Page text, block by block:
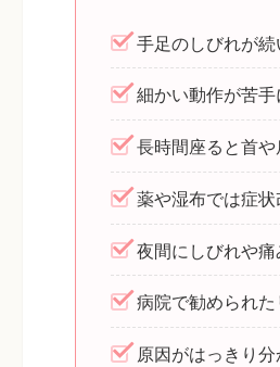
手足のしびれが
細かい動作が苦
長時間座ると首
薬や湿布では症
夜間にしびれや
病院で勧められ
原因がはっきり